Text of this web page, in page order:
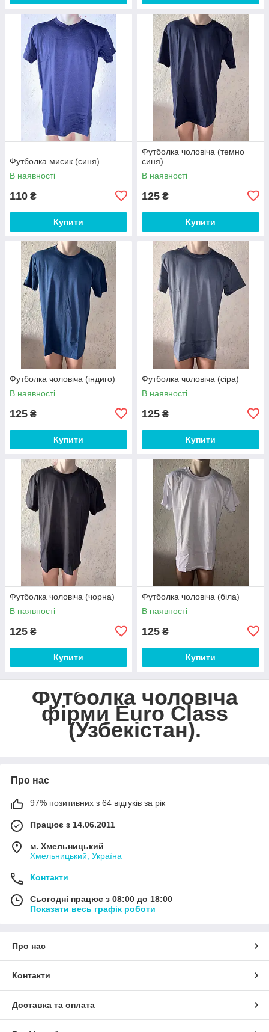
Футболка мисик (синя)
В наявності
110 ₴
Купити
Футболка чоловіча (темно
синя)
В наявності
125 ₴
Купити
Футболка чоловіча (індиго)
В наявності
125 ₴
Купити
Футболка чоловіча (сіра)
В наявності
125 ₴
Купити
Футболка чоловіча (чорна)
В наявності
125 ₴
Купити
Футболка чоловіча (біла)
В наявності
125 ₴
Купити
Футболка чоловіча
фірми Euro Class
(Узбекістан).
Про нас
97% позитивних з 64 відгуків за рік
Працює з 14.06.2011
м. Хмельницький
Хмельницький, Україна
Контакти
Сьогодні працює з 08:00 до 18:00
Показати весь графік роботи
Про нас
Контакти
Доставка та оплата